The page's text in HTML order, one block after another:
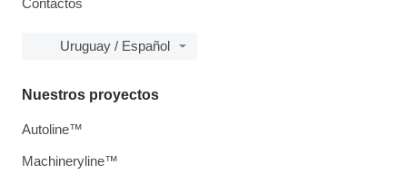
Contactos
Uruguay / Español
Nuestros proyectos
Autoline™
Machineryline™